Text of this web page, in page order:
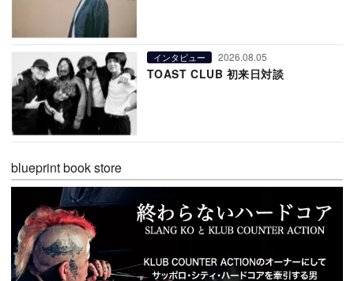
インタビュー 2026.08.05
TOAST CLUB 初来日対談
blueprint book store